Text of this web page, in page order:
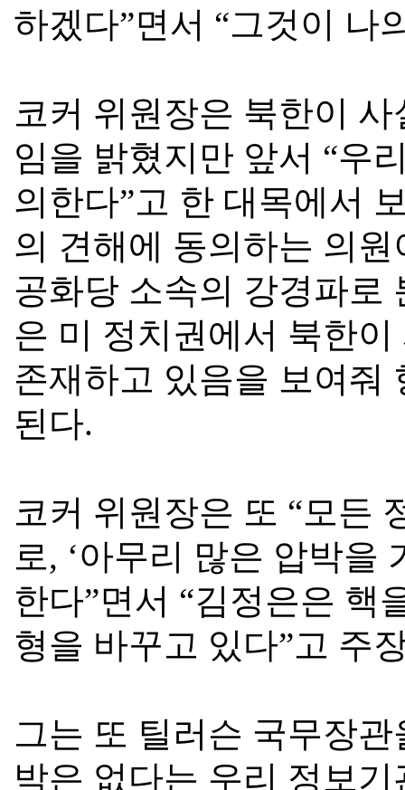
하겠다”면서 “그것이 나
코커 위원장은 북한이
임을 밝혔지만 앞서 “우
의한다”고 한 대목에서
의 견해에 동의하는 의
공화당 소속의 강경파로
은 미 정치권에서 북한
존재하고 있음을 보여줘
된다.
코커 위원장은 또 “모든
로, ‘아무리 많은 압박을
한다”면서 “김정은은 핵
형을 바꾸고 있다”고 주
그는 또 틸러슨 국무장
박은 없다는 우리 정보